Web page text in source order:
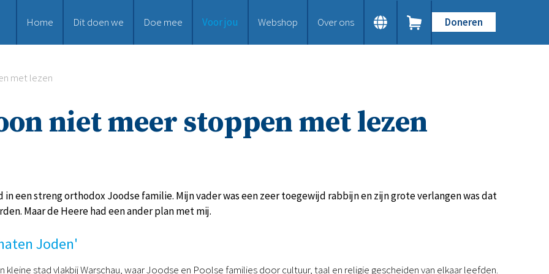
Home Dit doen we Doe mee Voor jou Webshop Over ons Doneren
met lezen
niet meer stoppen met lezen
in een streng orthodox Joodse familie. Mijn vader was een zeer toegewijd rabbijn en zijn grote verlangen was dat
Maar de Heere had een ander plan met mij.
Joden'
kleine stad vlakbij Warschau, waar Joodse en Poolse families door cultuur, taal en religie gescheiden van elkaar leefden.
Samenwerken en toerusten
Humanitaire hulp
Doneer
Kennisbank